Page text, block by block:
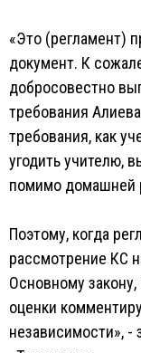
«Это (регламент)
документ. К
добросовестно
требования
требования, как
угодить учителю,
помимо домашней
Поэтому, когда
рассмотрение КС
Основному
оценки
независимости», -